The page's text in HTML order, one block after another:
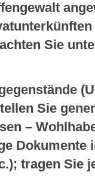
Sie
Sie
–
Dokumente
tragen Sie